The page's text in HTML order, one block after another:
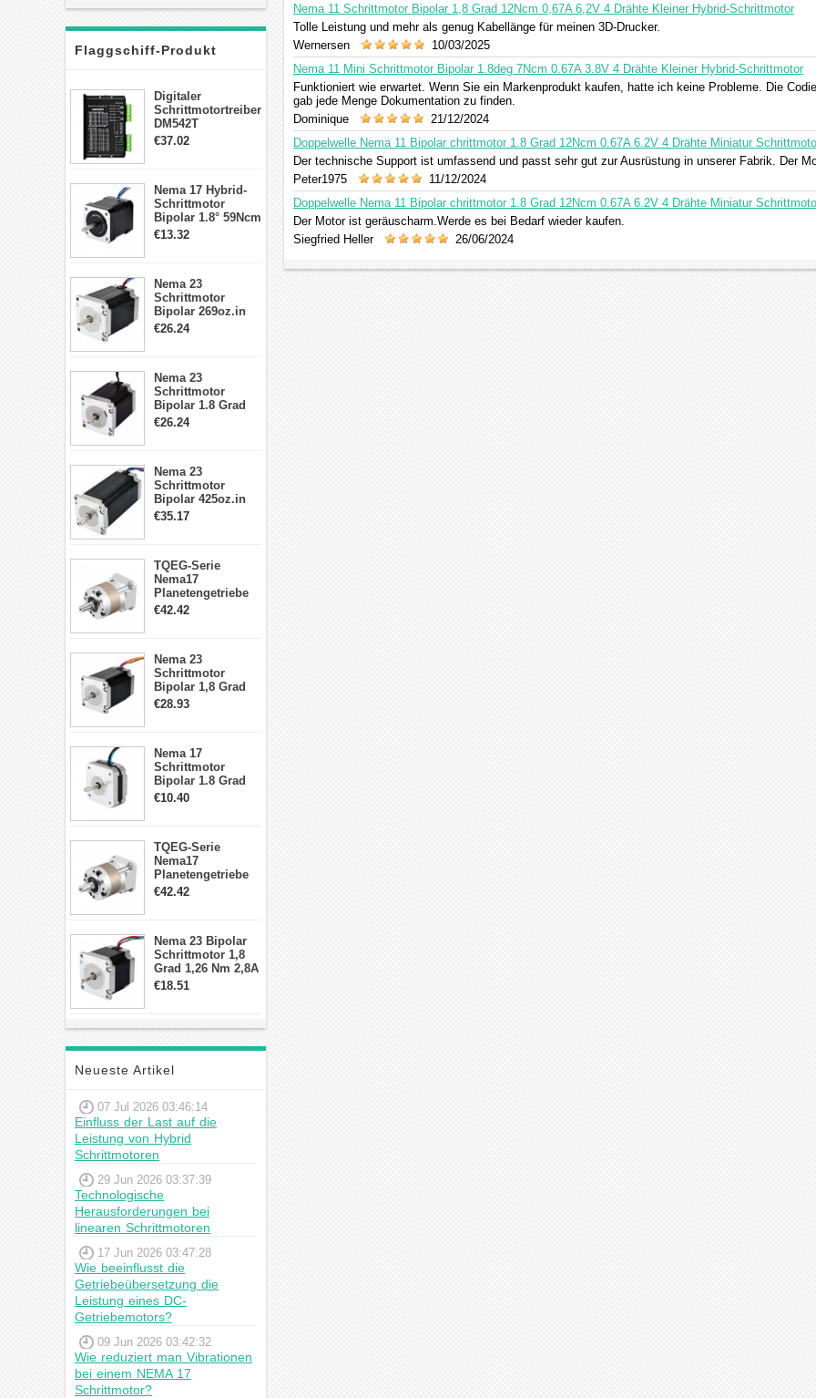
Flaggschiff-Produkt
Digitaler
Schrittmotortreiber
DM542T
Schrittmotor
Schrittmotor
€37.02
Nema 17 Hybrid-
Schrittmotor
Bipolar 1.8° 59Ncm
2A 4 Drähte mit 1m
€13.32
Nema 23
Schrittmotor
Bipolar 269oz.in
2,8A 57x57x76mm
€26.24
Nema 23
Schrittmotor
Bipolar 1.8 Grad
1.9Nm 3A 3.36V 4
€26.24
Nema 23
Schrittmotor
Bipolar 425oz.in
4.2A 57x57x114mm
€35.17
TQEG-Serie
Nema17
Planetengetriebe
5:1 Spiel 15Arc-
€42.42
Nema 23
Schrittmotor
Bipolar 1,8 Grad
2,83Nm 4 A 2,26V
€28.93
Nema 17
Schrittmotor
Bipolar 1.8 Grad
8.7Ncm 1A 3.5V 4
€10.40
TQEG-Serie
Nema17
Planetengetriebe
10:1 Spiel 15Arc-
€42.42
Nema 23 Bipolar
Schrittmotor 1,8
Grad 1,26 Nm 2,8A
2,5V 4 Drähte
€18.51
Neueste Artikel
07 Jul 2026 03:46:14
Einfluss der Last auf die
Leistung von Hybrid
Schrittmotoren
29 Jun 2026 03:37:39
Technologische
Herausforderungen bei
linearen Schrittmotoren
17 Jun 2026 03:47:28
Wie beeinflusst die
Getriebeübersetzung die
Leistung eines DC-
Getriebemotors?
09 Jun 2026 03:42:32
Wie reduziert man Vibrationen
bei einem NEMA 17
Schrittmotor?
Nema 11 Schrittmotor Bipolar 1,8 Grad 12Ncm 0,67A 6,2V 4 Drähte Kleiner Hybrid-Schrittmotor
Tolle Leistung und mehr als genug Kabellänge für meinen 3D-Drucker.
Wernersen
10/03/2025
Nema 11 Mini Schrittmotor Bipolar 1.8deg 7Ncm 0.67A 3.8V 4 Drähte Kleiner Hybrid-Schrittmotor
Funktioniert wie erwartet. Wenn Sie ein Markenprodukt kaufen, hatte ich keine Probleme. Die
gab jede Menge Dokumentation zu finden.
Dominique
21/12/2024
Doppelwelle Nema 11 Bipolar chrittmotor 1.8 Grad 12Ncm 0.67A 6.2V 4 Drähte Miniatur
Der technische Support ist umfassend und passt sehr gut zur Ausrüstung in unserer Fabrik. Der
Peter1975
11/12/2024
Doppelwelle Nema 11 Bipolar chrittmotor 1.8 Grad 12Ncm 0.67A 6.2V 4 Drähte Miniatur
Der Motor ist geräuscharm.Werde es bei Bedarf wieder kaufen.
Siegfried Heller
26/06/2024